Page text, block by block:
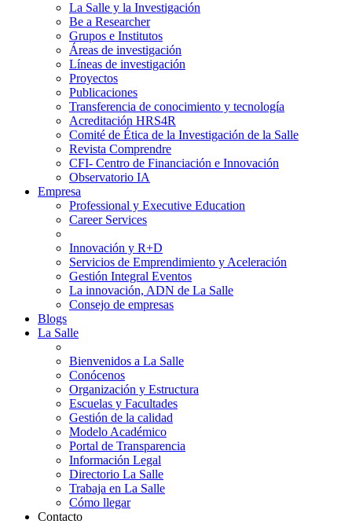
La Salle y la Investigación
Be a Researcher
Grupos e Institutos
Áreas de investigación
Líneas de investigación
Proyectos
Publicaciones
Transferencia de conocimiento y tecnología
Acreditación HRS4R
Comité de Ética de la Investigación de la Salle
Revista Comprendre
CFI- Centro de Financiación e Innovación
Observatorio IA
Empresa
Professional y Executive Education
Career Services
Innovación y R+D
Servicios de Emprendimiento y Aceleración
Gestión Integral Eventos
La innovación, ADN de La Salle
Consejo de empresas
Blogs
La Salle
Bienvenidos a La Salle
Conócenos
Organización y Estructura
Escuelas y Facultades
Gestión de la calidad
Modelo Académico
Portal de Transparencia
Información Legal
Directorio La Salle
Trabaja en La Salle
Cómo llegar
Contacto